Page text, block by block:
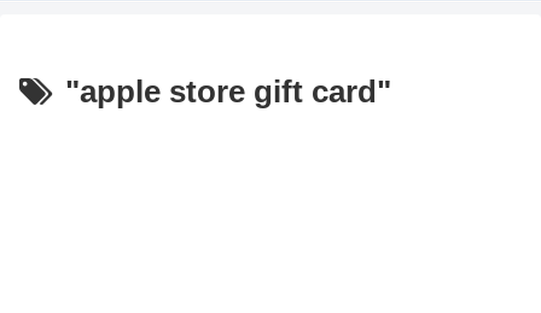
"apple store gift card"